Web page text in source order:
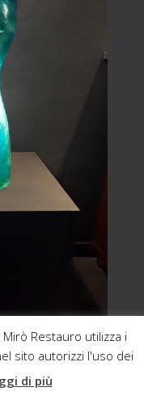
Restauro utilizza i
sito autorizzi l'uso dei
di più